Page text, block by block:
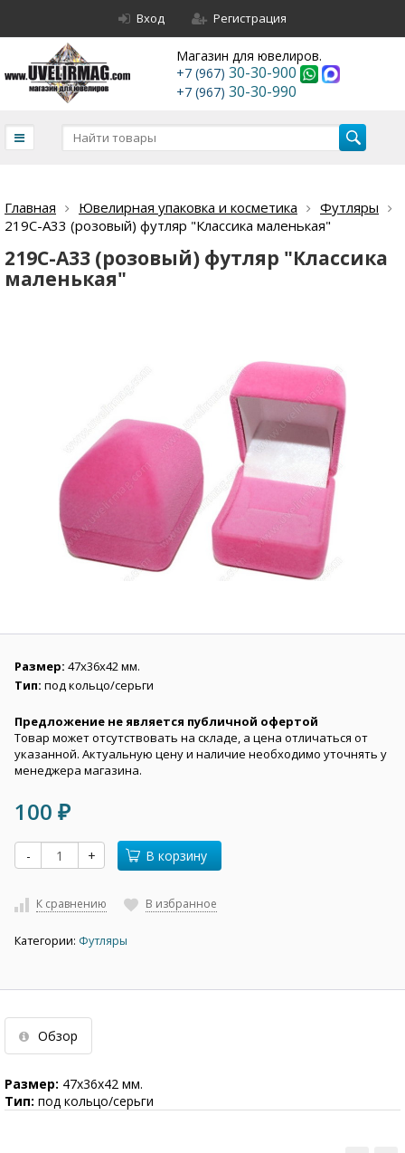
Вход Регистрация
Магазин для ювелиров.
+7 (967) 30-30-900
+7 (967) 30-30-990
Главная Ювелирная упаковка и косметика
Футляры
219С-А33 (розовый) футляр "Классика маленькая"
219С-А33 (розовый) футляр "Классика
маленькая"
Размер: 47х36х42 мм.
Тип: под кольцо/серьги
Предложение не является публичной офертой
Товар может отсутствовать на складе, а цена отличаться от
указанной. Актуальную цену и наличие необходимо уточнять у
менеджера магазина.
100 ₽
- + В корзину
К сравнению В избранное
Категории: Футляры
Обзор
Размер: 47х36х42 мм.
Тип: под кольцо/серьги